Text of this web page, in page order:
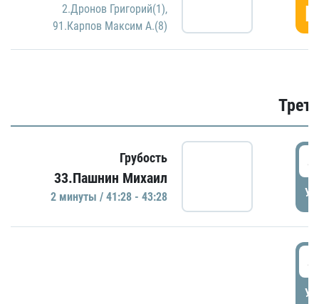
2.Дронов Григорий(1),
91.Карпов Максим А.(8)
Грубость
33.Пашнин Михаил
2 минуты / 41:28 - 43:28